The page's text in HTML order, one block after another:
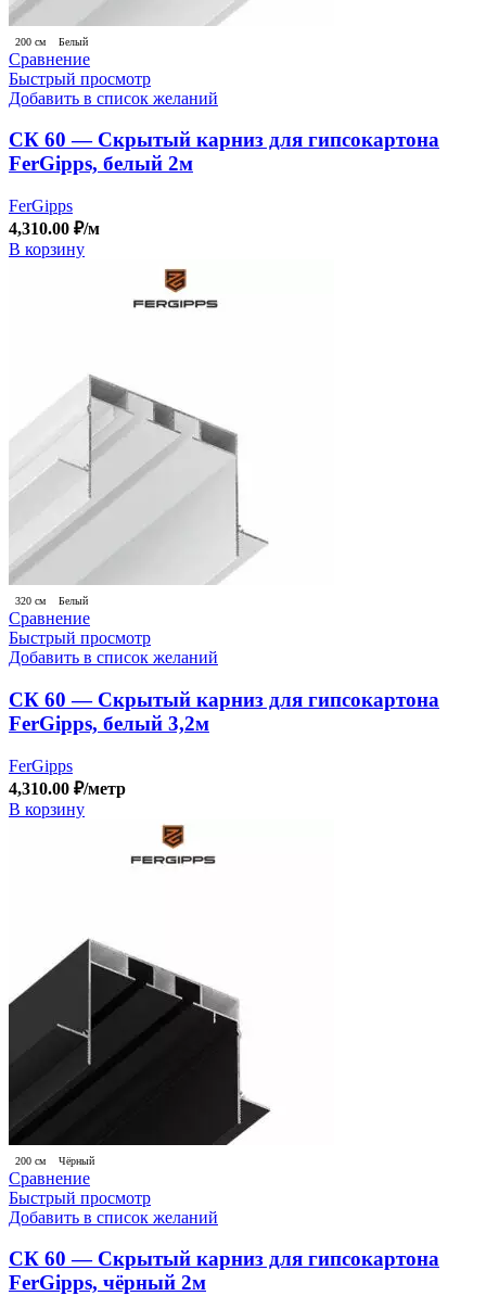
200 см Белый
Сравнение
Быстрый просмотр
Добавить в список желаний
СК 60 — Скрытый карниз для гипсокартона
FerGipps, белый 2м
FerGipps
4,310.00 ₽/м
В корзину
320 см Белый
Сравнение
Быстрый просмотр
Добавить в список желаний
СК 60 — Скрытый карниз для гипсокартона
FerGipps, белый 3,2м
FerGipps
4,310.00 ₽/метр
В корзину
200 см Чёрный
Сравнение
Быстрый просмотр
Добавить в список желаний
СК 60 — Скрытый карниз для гипсокартона
FerGipps, чёрный 2м